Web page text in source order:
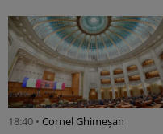
18:40 • Cornel Ghimeșan